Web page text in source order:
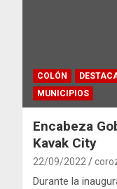
COLÓN
MUNICIPIOS
Encabeza
Kavak City
22/09/2022
Durante la